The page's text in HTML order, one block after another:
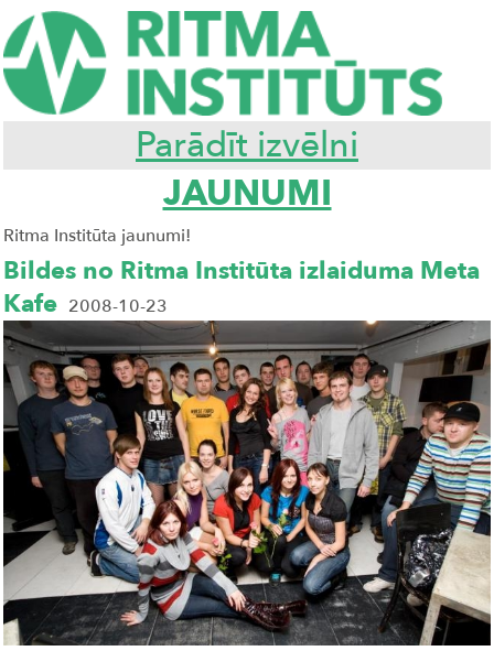
Parādīt izvēlni
JAUNUMI
Ritma Institūta jaunumi!
Bildes no Ritma Institūta izlaiduma Meta
Kafe 2008-10-23